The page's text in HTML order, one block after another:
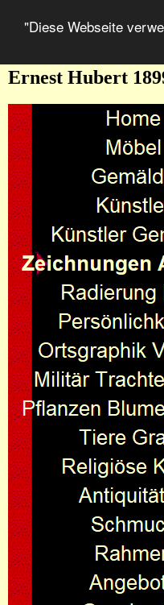
"Diese Webseite
Ernest Hubert